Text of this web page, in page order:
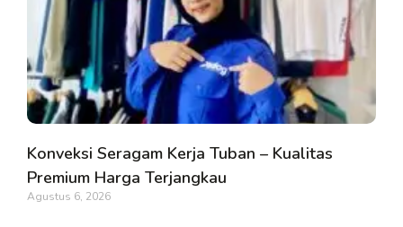
Konveksi Seragam Kerja Tuban – Kualitas
Premium Harga Terjangkau
Agustus 6, 2026